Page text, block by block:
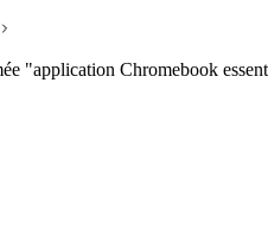
"application Chromebook